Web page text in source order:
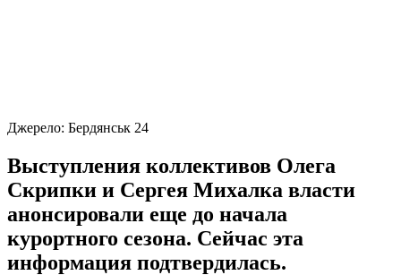
Джерело: Бердянськ 24
Выступления коллективов Олега
Скрипки и Сергея Михалка власти
анонсировали еще до начала
курортного сезона. Сейчас эта
информация подтвердилась.